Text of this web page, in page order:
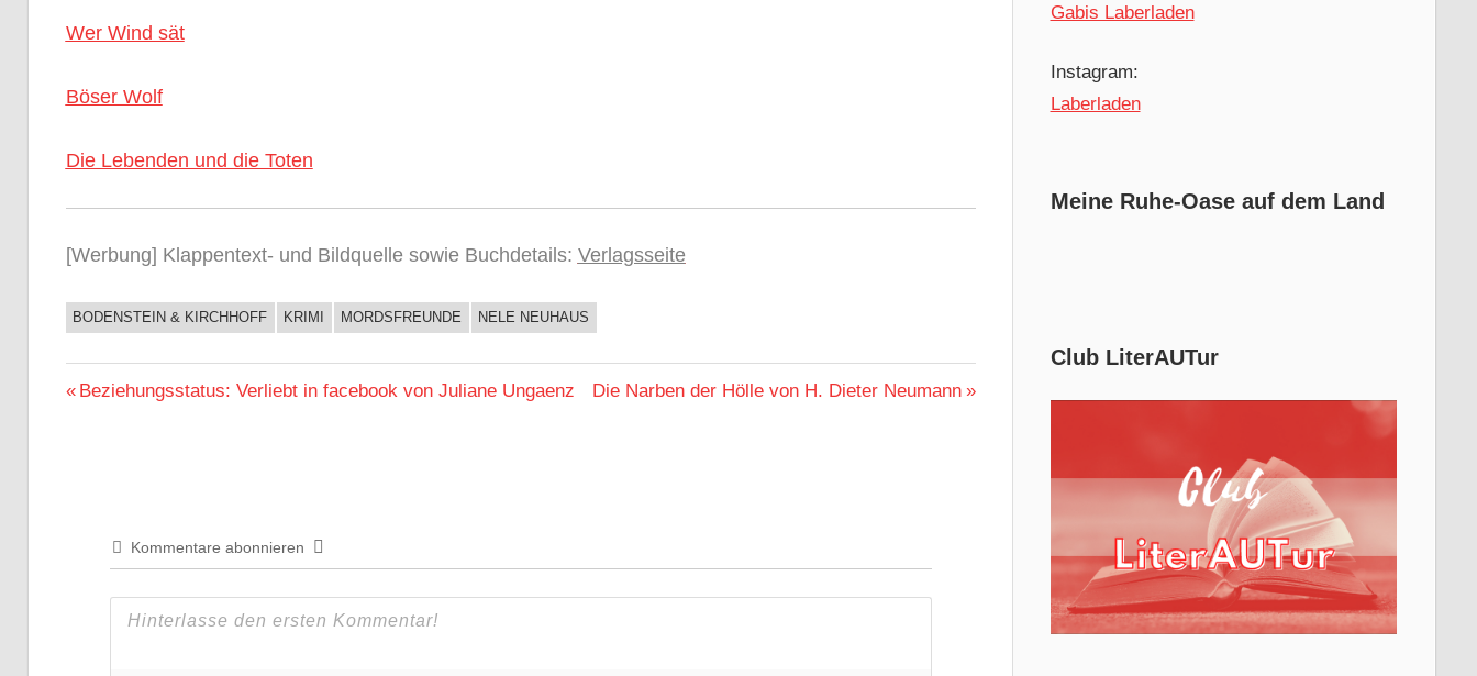
Wer Wind sät
Böser Wolf
Die Lebenden und die Toten
[Werbung] Klappentext- und Bildquelle sowie Buchdetails: Verlagsseite
BUCHIGES
BODENSTEIN & KIRCHHOFF KRIMI MORDSFREUNDE NELE NEUHAUS
Beitragsnavigation
Vorheriger
Beziehungsstatus: Verliebt in facebook von Juliane Ungaenz
Nächster
Die Narben der Hölle von H. Dieter Neumann
Kommentare abonnieren
Gabis Laberladen
Instagram:
Laberladen
Meine Ruhe-Oase auf dem Land
Club LiterAUTur